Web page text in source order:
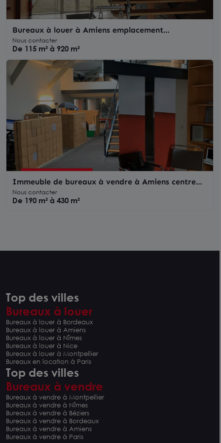
Bureaux à louer à Amiens emplacement
stratégique accès direct rocade
Nous contacter
De 115 m² à 920 m²
Immeuble de bureaux à vendre à Amiens centre
potentiel locatif gare
Nous contacter
De 190 m² à 430 m²
Top des villes
Bureaux à louer
Bureaux à louer à Bordeaux
Bureaux à louer à Amiens
Bureaux à louer à Nîmes
Bureaux à louer à Nice
Bureaux à louer à Montpellier
Bureaux en location à Paris
Top des villes
Bureaux à vendre
Bureaux à vendre à Montpellier
Bureaux à vendre à Nîmes
Bureaux à vendre à Béziers
Bureaux à vendre à Bordeaux
Bureaux à vendre à Amiens
Bureaux à vendre à Paris